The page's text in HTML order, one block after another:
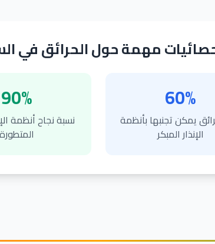
مهمة حول الحرائق في
60%
يمكن تجنبها بأنظمة
الإنذار المبكر
90%
نسبة نجاح أنظمة
المتطورة